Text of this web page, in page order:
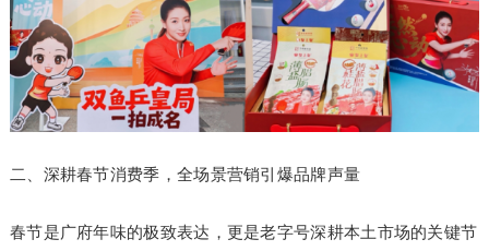
二、深耕春节消费季，全场景营销引爆品牌声量
春节是广府年味的极致表达，更是老字号深耕本土市场的关键节